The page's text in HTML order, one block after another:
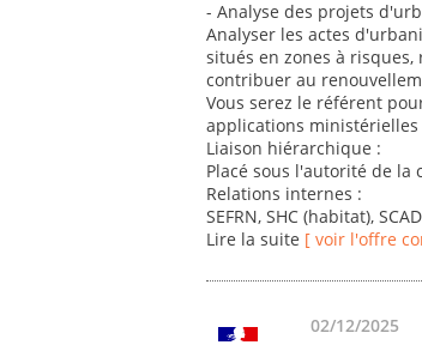
- Analyse des projets
Analyser les actes
situés en zones à
contribuer au
Vous serez le référent
applications ministérielles
Liaison hiérarchique :
Placé sous l'autorité de la
Relations internes :
SEFRN, SHC (habitat),
Lire la suite [ voir l'offre
02/12/2025